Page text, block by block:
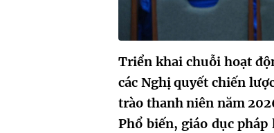
Triển khai chuỗi hoạt
các Nghị quyết chiến
trào thanh niên năm
Phổ biến, giáo dục